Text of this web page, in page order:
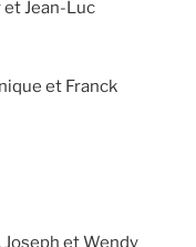
et Jean-Luc
et Franck
et Wendy